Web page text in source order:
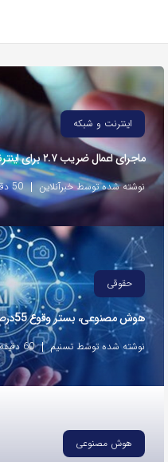
با
استفاده
روش‌های
زیر
می‌توانید
این
صفحه
دوستان
خود
اشتراک
اینترنت و شبکه
ماجرای اعمال ضریب ۲.۷ برای اینترنت بین‌الملل چیست؟
نوشته شده توسط خبرآنلاین 50 دقیقه پیش
حقوقی
هوش مصنوعی، بستر وقوع 55درصد جرایم سایبری آفریقاست
نوشته شده توسط تسنیم 60 دقیقه پیش
هوش مصنوعی